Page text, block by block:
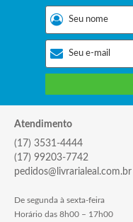
Atendimento
(17) 3531-4444
(17) 99203-7742
pedidos@livrarialeal.com.br
De segunda à sexta-feira
Horário das 8h00 – 17h00